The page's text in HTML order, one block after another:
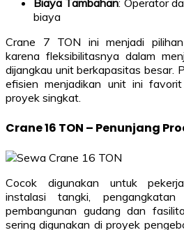
biaya
Crane 7 TON ini menjadi
karena fleksibilitasnya dalam
dijangkau unit berkapasitas besar.
efisien menjadikan unit ini
proyek singkat.
Crane 16 TON – Penunjang
Cocok digunakan untuk
instalasi tangki,
pembangunan gudang dan
sering digunakan di proyek